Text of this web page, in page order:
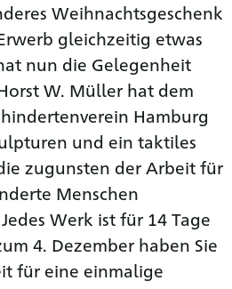
Weihnachtsgeschenk
gleichzeitig etwas
nun die Gelegenheit
W. Müller hat dem
Hamburg
und ein taktiles
zugunsten der Arbeit für
Menschen
Werk ist für 14 Tage
4. Dezember haben Sie
für eine einmalige